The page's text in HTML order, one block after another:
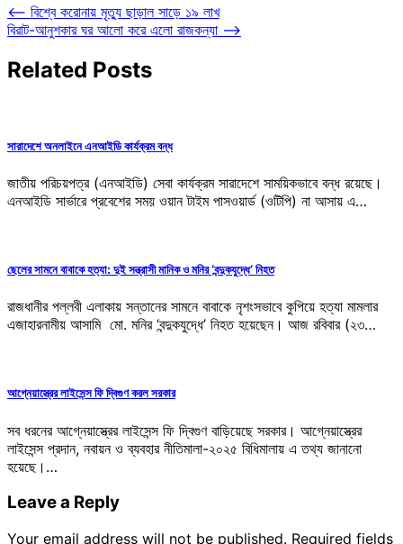
Post
navigation
⟵ বিশ্বে করোনায় মৃত্যু ছাড়াল সাড়ে ১৯ লাখ
বিরাট-আনুশকার ঘর আলো করে এলো রাজকন্যা ⟶
Related Posts
সারাদেশে অনলাইনে এনআইডি কার্যক্রম বন্ধ
জাতীয় পরিচয়পত্র (এনআইডি) সেবা কার্যক্রম সারাদেশে সাময়িকভাবে বন্ধ রয়েছে।
এনআইডি সার্ভারে প্রবেশের সময় ওয়ান টাইম পাসওয়ার্ড (ওটিপি) না আসায় এ…
ছেলের সামনে বাবাকে হত্যা: দুই সন্ত্রাসী মানিক ও মনির ‘বন্দুকযুদ্ধে’ নিহত
রাজধানীর পল্লবী এলাকায় সন্তানের সামনে বাবাকে নৃশংসভাবে কুপিয়ে হত্যা মামলার
এজাহারনামীয় আসামি মো. মনির ‘বন্দুকযুদ্ধে’ নিহত হয়েছেন। আজ রবিবার (২৩…
আগ্নেয়াস্ত্রের লাইসেন্স ফি দ্বিগুণ করল সরকার
সব ধরনের আগ্নেয়াস্ত্রের লাইসেন্স ফি দ্বিগুণ বাড়িয়েছে সরকার। আগ্নেয়াস্ত্রের
লাইসেন্স প্রদান, নবায়ন ও ব্যবহার নীতিমালা-২০২৫ বিধিমালায় এ তথ্য জানানো
হয়েছে।…
Leave a Reply
Your email address will not be published. Required fields